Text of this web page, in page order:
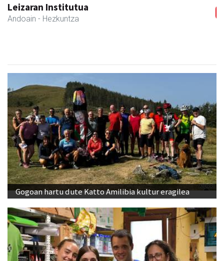
Leizaran Institutua
Andoain - Hezkuntza
Gogoan hartu dute Katto Amilibia kultur eragilea